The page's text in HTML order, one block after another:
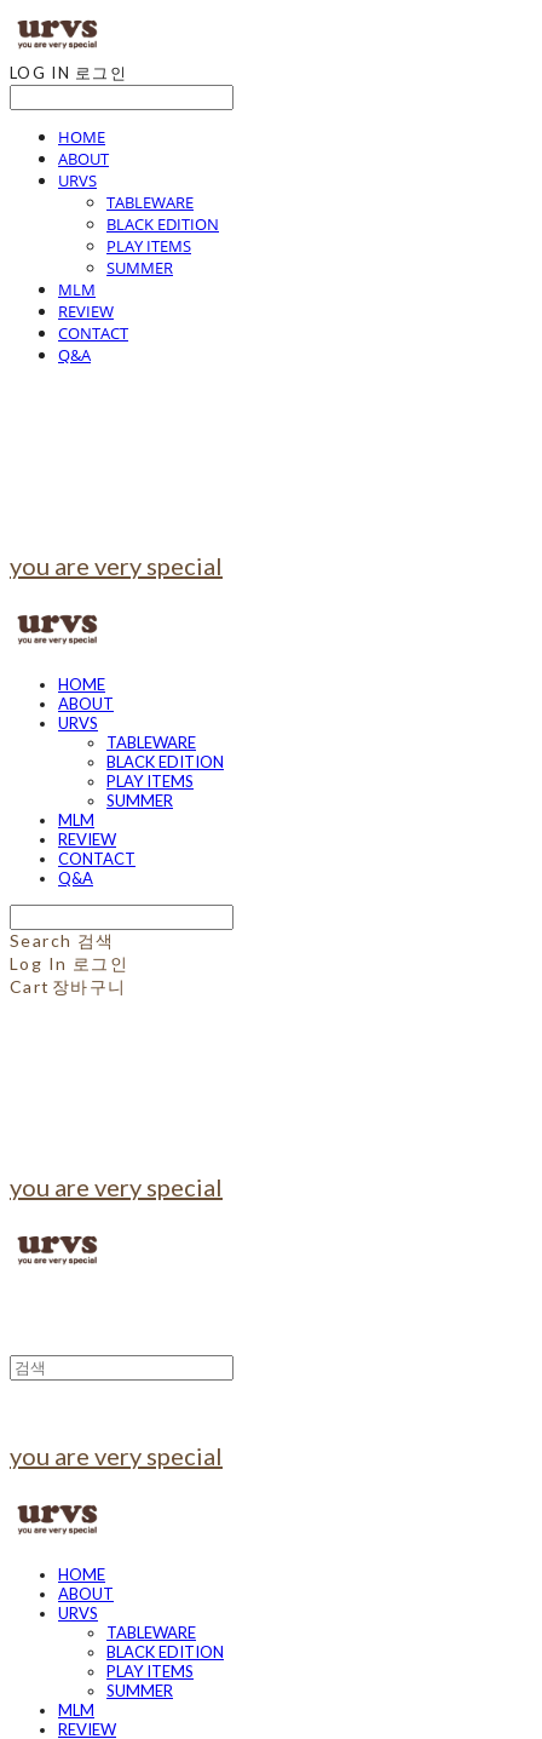
LOG IN 로그인
HOME
ABOUT
URVS
TABLEWARE
BLACK EDITION
PLAY ITEMS
SUMMER
MLM
REVIEW
CONTACT
Q&A
you are very special
HOME
ABOUT
URVS
TABLEWARE
BLACK EDITION
PLAY ITEMS
SUMMER
MLM
REVIEW
CONTACT
Q&A
Search 검색
Log In 로그인
Cart 장바구니
you are very special
you are very special
HOME
ABOUT
URVS
TABLEWARE
BLACK EDITION
PLAY ITEMS
SUMMER
MLM
REVIEW